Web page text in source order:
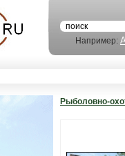
Например:
Рыболовно-